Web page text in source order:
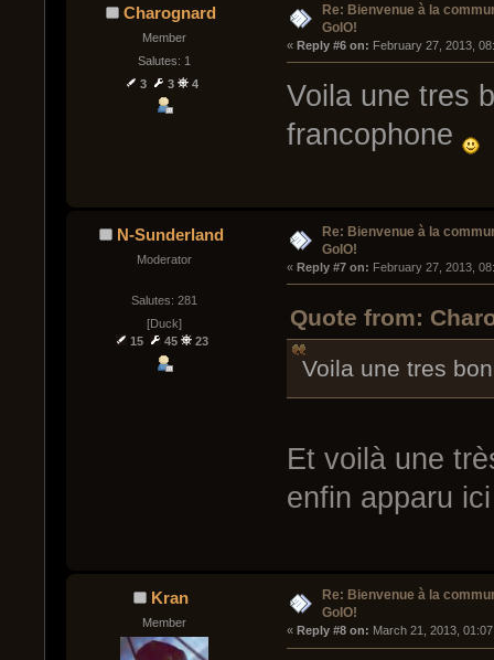
Charognard
Member
Salutes: 1
3
3 4
Re: Bienvenue à la
GoIO!
« Reply #6 on: February 27, 2013,
Voila une tres
francophone
N-Sunderland
Moderator
Salutes: 281
[Duck]
15
45 23
Re: Bienvenue à la
GoIO!
« Reply #7 on: February 27, 2013,
Quote from:
Voila une tres
Et voilà une
enfin apparu
Kran
Member
Re: Bienvenue à la
GoIO!
« Reply #8 on: March 21, 2013,